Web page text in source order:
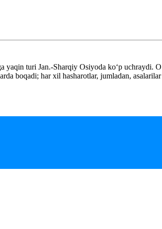
turi Jan.-Sharqiy Osiyoda koʻp uchraydi.
boqadi; har xil hasharotlar, jumladan,